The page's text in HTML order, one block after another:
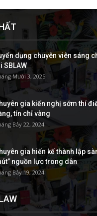
dụng chuyên viên sáng
SBLAW
Mười 3, 2025
gia kiến nghị sớm thí
tín chỉ vàng
Bảy 22, 2024
gia hiến kế thành lập
nguồn lực trong dân
Bảy 19, 2024